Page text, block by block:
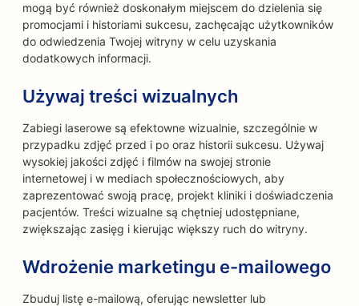
mogą być również doskonałym miejscem do dzielenia się
promocjami i historiami sukcesu, zachęcając użytkowników
do odwiedzenia Twojej witryny w celu uzyskania
dodatkowych informacji.
Używaj treści wizualnych
Zabiegi laserowe są efektowne wizualnie, szczególnie w
przypadku zdjęć przed i po oraz historii sukcesu. Używaj
wysokiej jakości zdjęć i filmów na swojej stronie
internetowej i w mediach społecznościowych, aby
zaprezentować swoją pracę, projekt kliniki i doświadczenia
pacjentów. Treści wizualne są chętniej udostępniane,
zwiększając zasięg i kierując większy ruch do witryny.
Wdrożenie marketingu e-mailowego
Zbuduj listę e-mailową, oferując newsletter lub